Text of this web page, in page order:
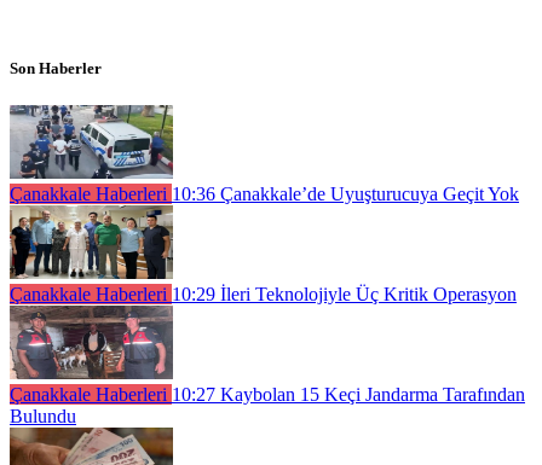
Son Haberler
Çanakkale Haberleri 10:36 Çanakkale’de Uyuşturucuya Geçit Yok
Çanakkale Haberleri 10:29 İleri Teknolojiyle Üç Kritik Operasyon
Çanakkale Haberleri 10:27 Kaybolan 15 Keçi Jandarma Tarafından
Bulundu